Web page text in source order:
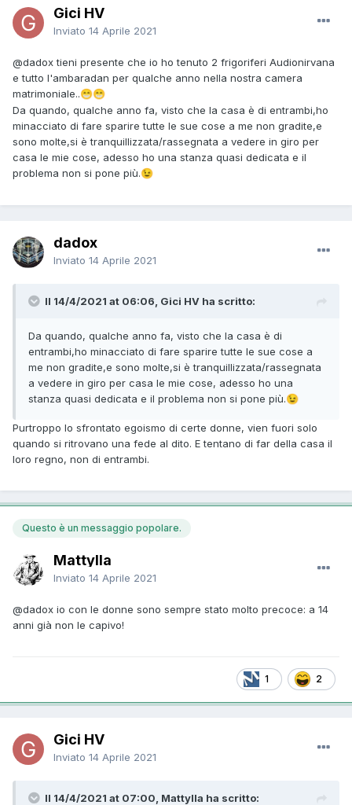
Gici HV
Inviato 14 Aprile 2021
@dadoxtieni presente che io ho tenuto 2 frigoriferi Audionirvana
e tutto l'ambaradan per qualche anno nella nostra camera
matrimoniale..😁😁
Da quando, qualche anno fa, visto che la casa è di entrambi,ho
minacciato di fare sparire tutte le sue cose a me non gradite,e
sono molte,si è tranquillizzata/rassegnata a vedere in giro per
casa le mie cose, adesso ho una stanza quasi dedicata e il
problema non si pone più.😉
dadox
Inviato 14 Aprile 2021
Il 14/4/2021 at 06:06, Gici HV ha scritto:
Da quando, qualche anno fa, visto che la casa è di
entrambi,ho minacciato di fare sparire tutte le sue cose a
me non gradite,e sono molte,si è tranquillizzata/rassegnata
a vedere in giro per casa le mie cose, adesso ho una
stanza quasi dedicata e il problema non si pone più.😉
Purtroppo lo sfrontato egoismo di certe donne, vien fuori solo
quando si ritrovano una fede al dito. E tentano di far della casa il
loro regno, non di entrambi.
Questo è un messaggio popolare.
Mattylla
Inviato 14 Aprile 2021
@dadox io con le donne sono sempre stato molto precoce: a 14
anni già non le capivo!
1 2
Gici HV
Inviato 14 Aprile 2021
Il 14/4/2021 at 07:00, Mattylla ha scritto: